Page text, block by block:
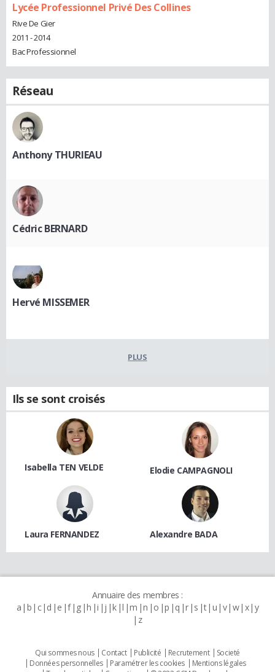
Lycée Professionnel Privé Des Collines
Rive De Gier
2011 - 2014
Bac Professionnel
Réseau
Anthony THURIEAU
Cédric BERNARD
Hervé MISSEMER
PLUS
Ils se sont croisés
Isabella TEN VELDE Elodie CAMPAGNOLI
Laura FERNANDEZ Alexandre BADA
Annuaire des membres :
a b c d e f g h i j k l m n o p q r s t u v w x y
z
Qui sommes nous Contact Publicité Recrutement
Societé
Données personnelles
Paramétrer les cookies
Mentions légales